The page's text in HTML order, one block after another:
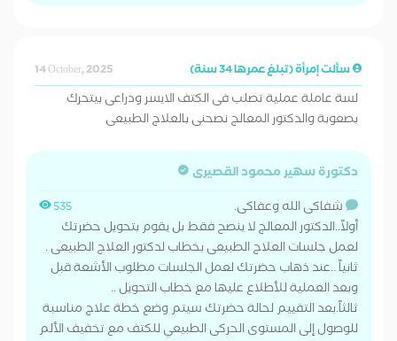
سألت إمرأة (تبلغ عمرها 34 سنة) 14 October, 2025
لسة عاملة عملية تصلب فى الكتف الايسر ودراعى بيتحرك
بصعوبة والدكتور المعالج نصحنى بالعلاج الطبيعى
دكتورة سهير محمود القصيرى
535
شفاكى الله وعفاكى.
أولاً..الدكتور المعالج لا ينصح فقط بل يقوم بتحويل حضرتك
لعمل جلسات العلاج الطبيعى بخطاب لدكتور العلاج الطبيعى .
ثانياً ..عند ذهاب حضرتك لعمل الجلسات مطلوب الأشعة قبل
وبعد العملية للأطلاع عليها مع خطاب التحويل ..
ثالثاً.بعد التقييم لحالة حضرتك سيتم وضع خطة علاج مناسبة
للوصول إلى المستوى الحركى الطبيعي للكتف مع تخفيف الألم